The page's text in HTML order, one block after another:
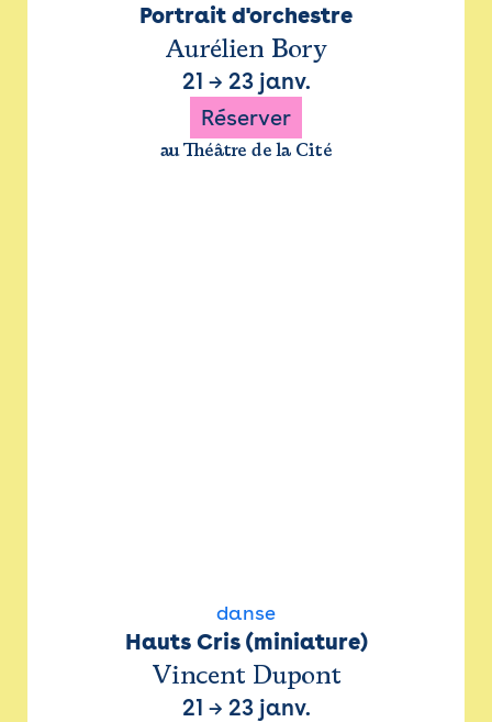
Portrait d'orchestre
Aurélien Bory
21 → 23 janv.
Réserver
au Théâtre de la Cité
danse
Hauts Cris (miniature)
Vincent Dupont
21 → 23 janv.